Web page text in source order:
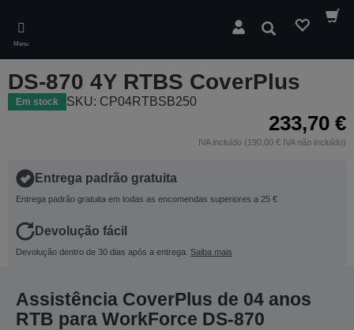
main
content
Menu
Pesquisar
DS-870 4Y RTBS CoverPlus
Em stock SKU: CP04RTBSB250
233,70 €
IVA incluído (190,00 € IVA não incluído)
Entrega padrão gratuita
Entrega padrão gratuita em todas as encomendas superiores a 25 €
Devolução fácil
Devolução dentro de 30 dias após a entrega. Saiba mais
Assistência CoverPlus de 04 anos
RTB para WorkForce DS-870